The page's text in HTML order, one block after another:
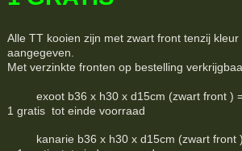
Alle TT kooien zijn met zwart front tenzij
aangegeven.
Met verzinkte fronten op bestelling
exoot b36 x h30 x d15cm (zwart front )
1 gratis tot einde voorraad
kanarie b36 x h30 x d15cm (zwart front )